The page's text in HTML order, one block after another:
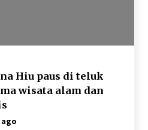
salah satu
jadi DPO
Hiu paus di teluk
wisata alam dan